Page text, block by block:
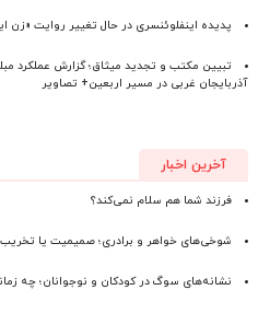
پدیده اینفلوئنسری در حال تغییر روایت «زن
تبیین مکتب و تجدید میثاق؛ گزارش عملکرد
آذربایجان‌ غربی در مسیر اربعین+ تصاویر
آخرین اخبار
فرزند شما هم سلام نمی‌کند؟
شوخی‌های خواهر و برادری؛ صمیمیت یا
نشانه‌های سوگ در کودکان و نوجوانان؛ چه